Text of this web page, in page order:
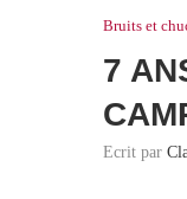
Bruits et
7
Ecrit par